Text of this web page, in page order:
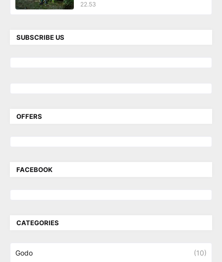
22.53
SUBSCRIBE US
OFFERS
FACEBOOK
CATEGORIES
Godo (10)